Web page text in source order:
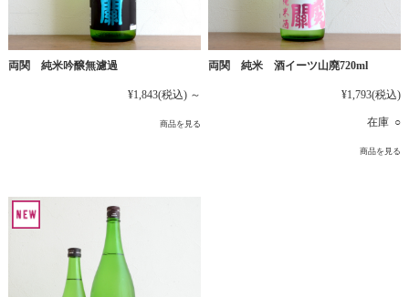
両関 純米吟醸無濾過
¥1,843(税込) ～
商品を見る
両関 純米 酒イーツ山廃720ml
¥1,793(税込)
在庫 ○
商品を見る